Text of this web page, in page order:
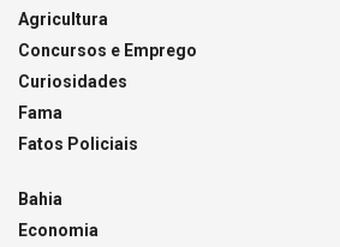
Agricultura
Concursos e Emprego
Curiosidades
Fama
Fatos Policiais
Bahia
Economia